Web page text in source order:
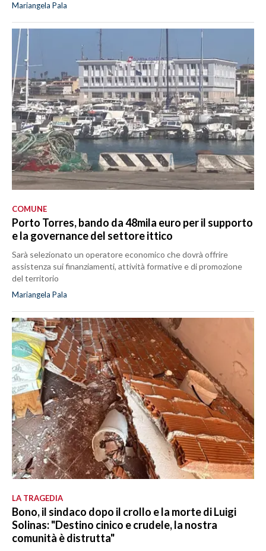
Mariangela Pala
COMUNE
Porto Torres, bando da 48mila euro per il supporto
e la governance del settore ittico
Sarà selezionato un operatore economico che dovrà offrire
assistenza sui finanziamenti, attività formative e di promozione
del territorio
Mariangela Pala
LA TRAGEDIA
Bono, il sindaco dopo il crollo e la morte di Luigi
Solinas: "Destino cinico e crudele, la nostra
comunità è distrutta"